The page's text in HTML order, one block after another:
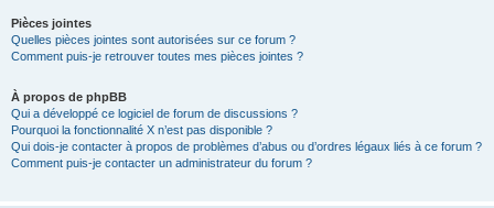
Pièces jointes
Quelles pièces jointes sont autorisées sur ce forum ?
Comment puis-je retrouver toutes mes pièces jointes ?
À propos de phpBB
Qui a développé ce logiciel de forum de discussions ?
Pourquoi la fonctionnalité X n’est pas disponible ?
Qui dois-je contacter à propos de problèmes d’abus ou d’ordres légaux liés à ce forum ?
Comment puis-je contacter un administrateur du forum ?